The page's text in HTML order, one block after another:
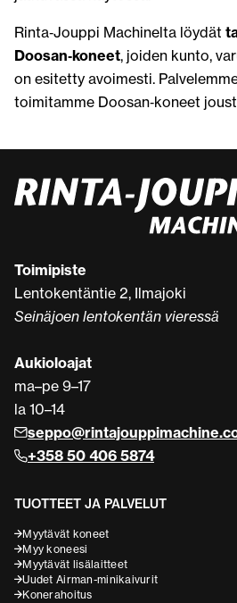
Rinta‑Jouppi Machinelta löydät
Doosan‑koneet, joiden kunto,
on esitetty avoimesti.
toimitamme Doosan‑koneet
Toimipiste
Lentokentäntie 2, Ilmajoki
Seinäjoen lentokentän vieressä
Aukioloajat
ma–pe 9–17
la 10–14
+358 50 406 5874
TUOTTEET JA PALVELUT
Myytävät koneet
Myy koneesi
Myytävät lisälaitteet
Uudet Airman-minikaivurit
Konerahoitus